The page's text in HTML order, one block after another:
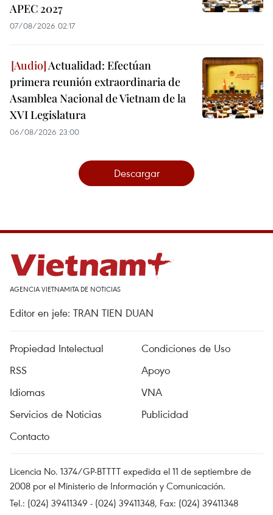
APEC 2027
07/08/2026 02:17
Actualidad: Efectúan
primera reunión extraordinaria de
Asamblea Nacional de Vietnam de la
XVI Legislatura
06/08/2026 23:00
Descargar
AGENCIA VIETNAMITA DE NOTICIAS
Editor en jefe: TRAN TIEN DUAN
Propiedad Intelectual
Condiciones de Uso
RSS
Apoyo
Idiomas
VNA
Servicios de Noticias
Publicidad
Contacto
Licencia No. 1374/GP-BTTTT expedida el 11 de septiembre de
2008 por el Ministerio de Información y Comunicación.
Tel.: (024) 39411349 - (024) 39411348, Fax: (024) 39411348